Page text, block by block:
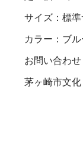
サイズ：標
カラー：ブ
お問い合わ
茅ヶ崎市文化